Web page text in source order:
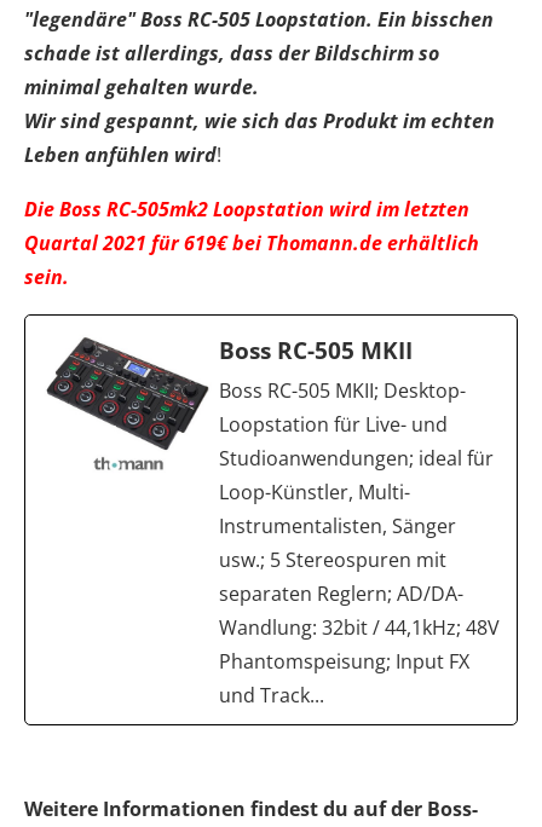
"legendäre" Boss RC-505 Loopstation. Ein bisschen
schade ist allerdings, dass der Bildschirm so
minimal gehalten wurde.
Wir sind gespannt, wie sich das Produkt im echten
Leben anfühlen wird!
Die Boss RC-505mk2 Loopstation wird im letzten
Quartal 2021 für 619€ bei Thomann.de erhältlich
sein.
Boss RC-505 MKII
Boss RC-505 MKII; Desktop-
Loopstation für Live- und
Studioanwendungen; ideal für
Loop-Künstler, Multi-
Instrumentalisten, Sänger
usw.; 5 Stereospuren mit
separaten Reglern; AD/DA-
Wandlung: 32bit / 44,1kHz; 48V
Phantomspeisung; Input FX
und Track...
Weitere Informationen findest du auf der Boss-